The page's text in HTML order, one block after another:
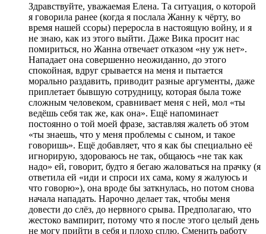
Здравствуйте, уважаемая Елена. Та ситуация, о которой
я говорила ранее (когда я послала Жанну к чёрту, во
время нашей ссоры) переросла в настоящую войну, и я
не знаю, как из этого выйти. Даже Вика просит нас
помириться, но Жанна отвечает отказом «ну уж нет».
Нападает она совершенно неожиданно, до этого
спокойная, вдруг срывается на меня и пытается
морально раздавить, приводит разные аргументы, даже
приплетает бывшую сотрудницу, которая была тоже
сложным человеком, сравнивает меня с ней, мол «ты
ведёшь себя так же, как она». Ещё напоминает
постоянно о той моей фразе, заставляя жалеть об этом
«ты знаешь, что у меня проблемы с сыном, и такое
говоришь». Ещё добавляет, что я как бы специально её
игнорирую, здороваюсь не так, общаюсь «не так как
надо» ей, говорит, будто я бегаю жаловаться на прачку (я
ответила ей «иди и спроси их сама, кому я жалуюсь и
что говорю»), она вроде бы заткнулась, но потом снова
начала нападать. Нарочно делает так, чтобы меня
довести до слёз, до нервного срыва. Предполагаю, что
жестоко вампирит, потому что я после этого целый день
не могу прийти в себя и плохо сплю. Сменить работу